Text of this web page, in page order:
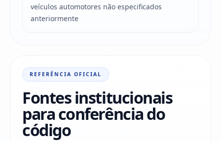
veículos automotores não especificados
anteriormente
REFERÊNCIA OFICIAL
Fontes institucionais
para conferência do
código